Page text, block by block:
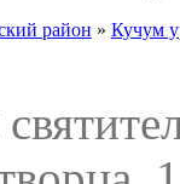
район » Кучум